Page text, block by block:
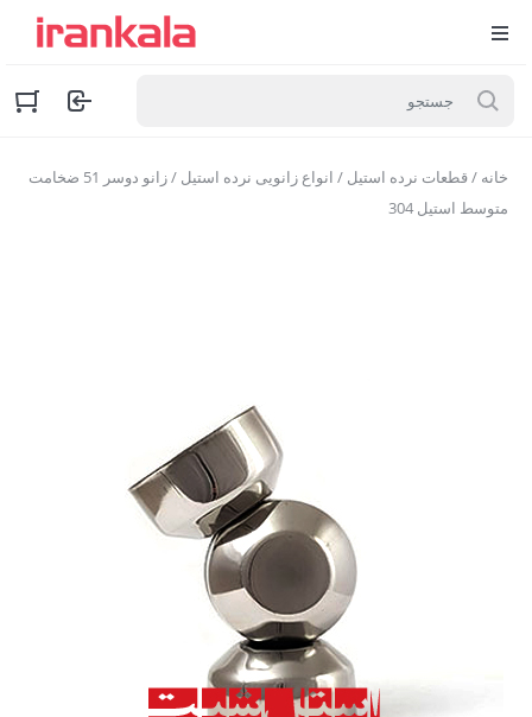
خانه /قطعات نرده استیل / انواع زانویی نرده استیل
/ زانو دوسر 51 ضخامت
متوسط استیل 304